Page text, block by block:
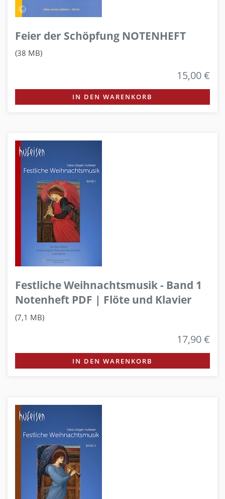
Feier der Schöpfung NOTENHEFT
(38 MB)
15,00 €
IN DEN WARENKORB
Festliche Weihnachtsmusik - Band 1
Notenheft PDF | Flöte und Klavier
(7,1 MB)
17,90 €
IN DEN WARENKORB